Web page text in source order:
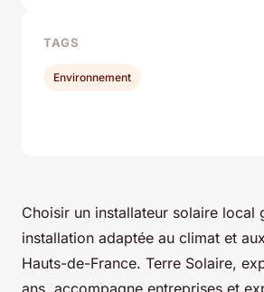
Choisir un installateur solaire local
installation adaptée au climat et
Hauts-de-France. Terre Solaire,
ans, accompagne entreprises et
TAGS
Environnement